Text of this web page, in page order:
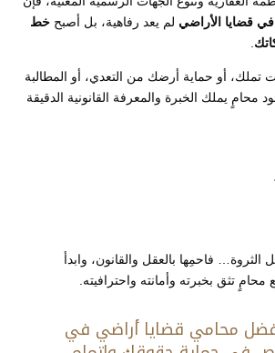
قضايا الأراضي لم يعد رفاهية، بل أصبح خط
.
تملك، أو حماية أرضك من التعدي، أو المطالبة
محامٍ يملك الخبرة والمعرفة القانونية الدقيقة
فاحمِها بالعقل والقانون، وابدأ
تثق بخبرته وأمانته واحترافيته.
محامي قضايا أراضي في